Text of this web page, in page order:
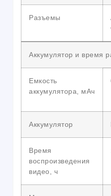
Разъемы
Аккумулятор и время
Емкость
аккумулятора, мАч
Аккумулятор
Время
воспроизведения
видео, ч